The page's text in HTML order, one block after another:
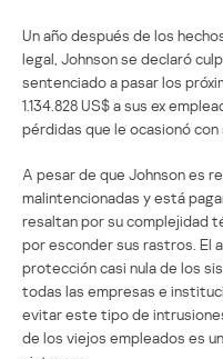
Un año después de los
legal, Johnson se declaró
sentenciado a pasar los
1.134.828 US$ a sus ex
pérdidas que le ocasionó con
A pesar de que Johnson es
malintencionadas y está
resaltan por su complejidad
por esconder sus rastros. El
protección casi nula de los
todas las empresas e
evitar este tipo de
de los viejos empleados es